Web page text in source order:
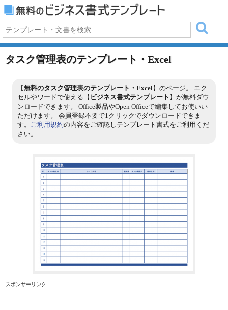
タスク管理表のテンプレート・Excel
【無料のタスク管理表のテンプレート・Excel】のページ。 エク
セルやワードで使える【 ビジネス書式テンプレート 】が無料ダウ
ンロードできます。 Office製品やOpen Officeで編集してお使いい
ただけます。 会員登録不要で1クリックでダウンロードできま
す。 ご利用規約の内容をご確認しテンプレート書式をご利用くだ
さい。
スポンサーリンク